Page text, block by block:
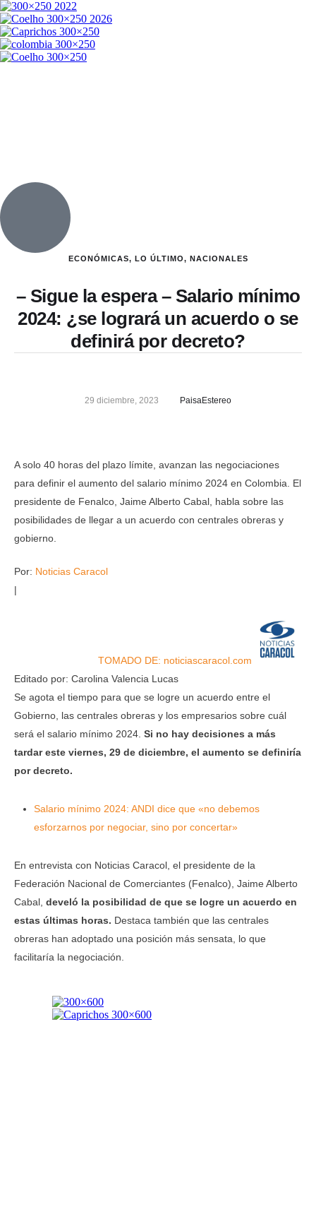
ECONÓMICAS, LO ÚLTIMO, NACIONALES
– Sigue la espera – Salario mínimo
2024: ¿se logrará un acuerdo o se
definirá por decreto?
29 diciembre, 2023 PaisaEstereo
A solo 40 horas del plazo límite, avanzan las negociaciones
para definir el aumento del salario mínimo 2024 en Colombia. El
presidente de Fenalco, Jaime Alberto Cabal, habla sobre las
posibilidades de llegar a un acuerdo con centrales obreras y
gobierno.
Por: Noticias Caracol
|
TOMADO DE: noticiascaracol.com
Editado por: Carolina Valencia Lucas
Se agota el tiempo para que se logre un acuerdo entre el
Gobierno, las centrales obreras y los empresarios sobre cuál
será el salario mínimo 2024. Si no hay decisiones a más
tardar este viernes, 29 de diciembre, el aumento se definiría
por decreto.
Salario mínimo 2024: ANDI dice que «no debemos
esforzarnos por negociar, sino por concertar»
En entrevista con Noticias Caracol, el presidente de la
Federación Nacional de Comerciantes (Fenalco), Jaime Alberto
Cabal, develó la posibilidad de que se logre un acuerdo en
estas últimas horas. Destaca también que las centrales
obreras han adoptado una posición más sensata, lo que
facilitaría la negociación.